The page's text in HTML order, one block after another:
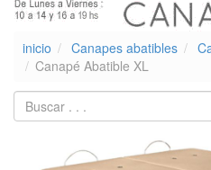
inicio Canapes abatibles
Canapé Abatible XL